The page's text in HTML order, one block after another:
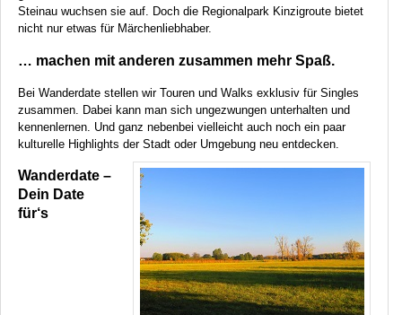
Steinau wuchsen sie auf. Doch die Regionalpark Kinzigroute bietet
nicht nur etwas für Märchenliebhaber.
… machen mit anderen zusammen mehr Spaß.
Bei Wanderdate stellen wir Touren und Walks exklusiv für Singles
zusammen. Dabei kann man sich ungezwungen unterhalten und
kennenlernen. Und ganz nebenbei vielleicht auch noch ein paar
kulturelle Highlights der Stadt oder Umgebung neu entdecken.
Wanderdate –
Dein Date
für‘s